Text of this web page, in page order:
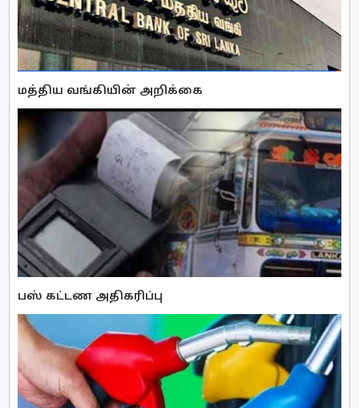
மத்திய வங்கியின் அறிக்கை
பஸ் கட்டண அதிகரிப்பு